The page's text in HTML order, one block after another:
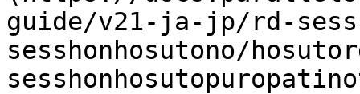
guide/v21-ja-jp/rd-
sesshonhosutono/